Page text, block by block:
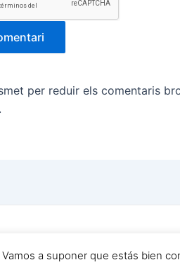
per reduir els comentaris
.
a suponer que estás bien